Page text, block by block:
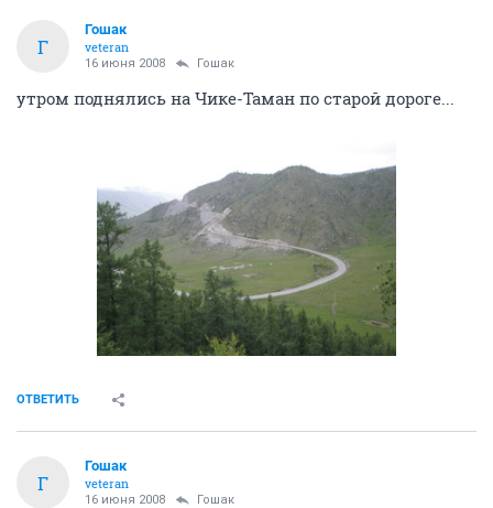
Г
Гошак
veteran
16 июня 2008 Гошак
утром поднялись на Чике-Таман по старой дороге...
ОТВЕТИТЬ
Г
Гошак
veteran
16 июня 2008 Гошак